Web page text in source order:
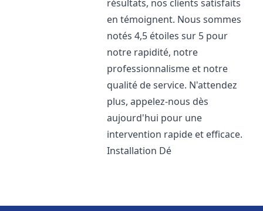
résultats, nos clients satisfaits
en témoignent. Nous sommes
notés 4,5 étoiles sur 5 pour
notre rapidité, notre
professionnalisme et notre
qualité de service. N'attendez
plus, appelez-nous dès
aujourd'hui pour une
intervention rapide et efficace.
Installation Dé